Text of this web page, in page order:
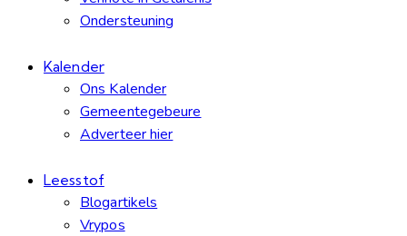
Ondersteuning
Kalender
Ons Kalender
Gemeentegebeure
Adverteer hier
Leesstof
Blogartikels
Vrypos